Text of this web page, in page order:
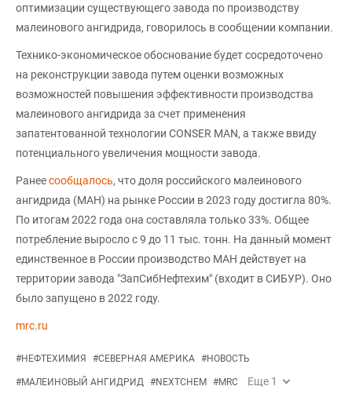
оптимизации существующего завода по производству
малеинового ангидрида, говорилось в сообщении компании.
Технико-экономическое обоснование будет сосредоточено
на реконструкции завода путем оценки возможных
возможностей повышения эффективности производства
малеинового ангидрида за счет применения
запатентованной технологии CONSER MAN, а также ввиду
потенциального увеличения мощности завода.
Ранеесообщалось, что доля российского малеинового
ангидрида (МАН) на рынке России в 2023 году достигла 80%.
По итогам 2022 года она составляла только 33%. Общее
потребление выросло с 9 до 11 тыс. тонн. На данный момент
единственное в России производство МАН действует на
территории завода "ЗапСибНефтехим" (входит в СИБУР). Оно
было запущено в 2022 году.
mrc.ru
#НЕФТЕХИМИЯ #СЕВЕРНАЯ АМЕРИКА #НОВОСТЬ
#МАЛЕИНОВЫЙ АНГИДРИД #NEXTCHEM #MRC Еще 1